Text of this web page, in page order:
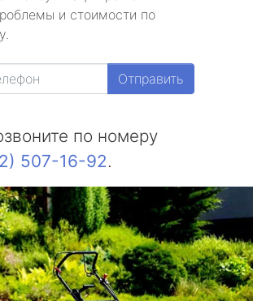
и стоимости по
Отправить
по номеру
507-16-92.